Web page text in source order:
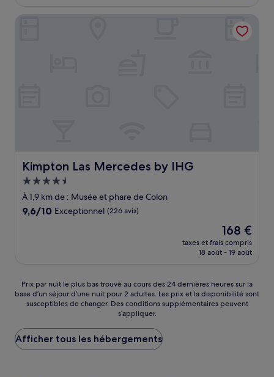
de
143 €
Kimpton Las Mercedes by IHG
Kimpton Las Mercedes by IHG
Hébergement
4.5 étoiles
À 1,9 km de : Musée et phare de Colon
9.6
9,6/10 Exceptionnel (226 avis)
Le
nouveau
prix
168 €
168 €
taxes et frais compris
18 août - 19 août
Prix
par
nuit
plus
bas
trouvé
Prix par nuit le plus bas trouvé au cours des 24 dernières heures sur la
base d’un séjour d’une nuit pour 2 adultes. Les prix et la disponibilité sont
susceptibles de changer. Des conditions supplémentaires peuvent
s’appliquer.
Afficher tous les hébergements